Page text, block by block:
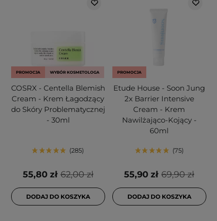
PROMOCJA WYBÓR KOSMETOLOGA
COSRX - Centella Blemish
Cream - Krem Łagodzący
do Skóry Problematycznej
- 30ml
285
62,00 zł
55,80 zł
DODAJ DO KOSZYKA
PROMOCJA
Etude House - Soon Jung
2x Barrier Intensive
Cream - Krem
Nawilżająco-Kojący -
60ml
75
69,90 zł
55,90 zł
DODAJ DO KOSZYKA